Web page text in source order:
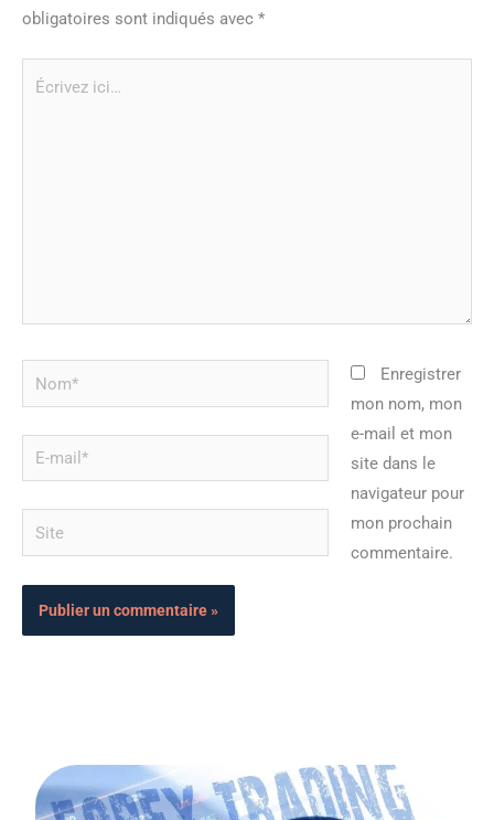
obligatoires sont indiqués avec *
Nom*
mail*
Site
Enregistrer
mon nom, mon
e-mail et mon
site dans le
navigateur pour
mon prochain
commentaire.